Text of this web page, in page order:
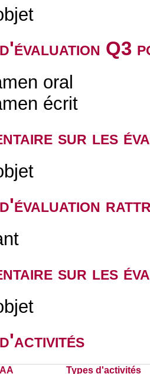
Q3
oral
écrit
sur les
d'évaluation
sur les
AA Types d'activités